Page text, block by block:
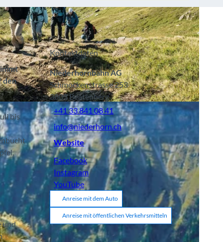
den
bis
und
Kontaktdaten
Niederhornbahn AG
Schmockenstrasse 253
3803Beatenberg
+41 33 841 08 41
info@niederhorn.ch
Website
Facebook
Instagram
YouTube
Anreise mit dem Auto
Anreise mit öffentlichen Verkehrsmitteln